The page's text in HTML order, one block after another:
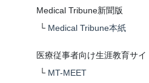
Medical Tribune新聞版
└ Medical Tribune本紙
医療従事者向け生涯教育サイ
└ MT-MEET